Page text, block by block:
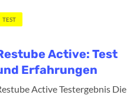
TEST
Active: Test
Erfahrungen
Active Testergebnis Die